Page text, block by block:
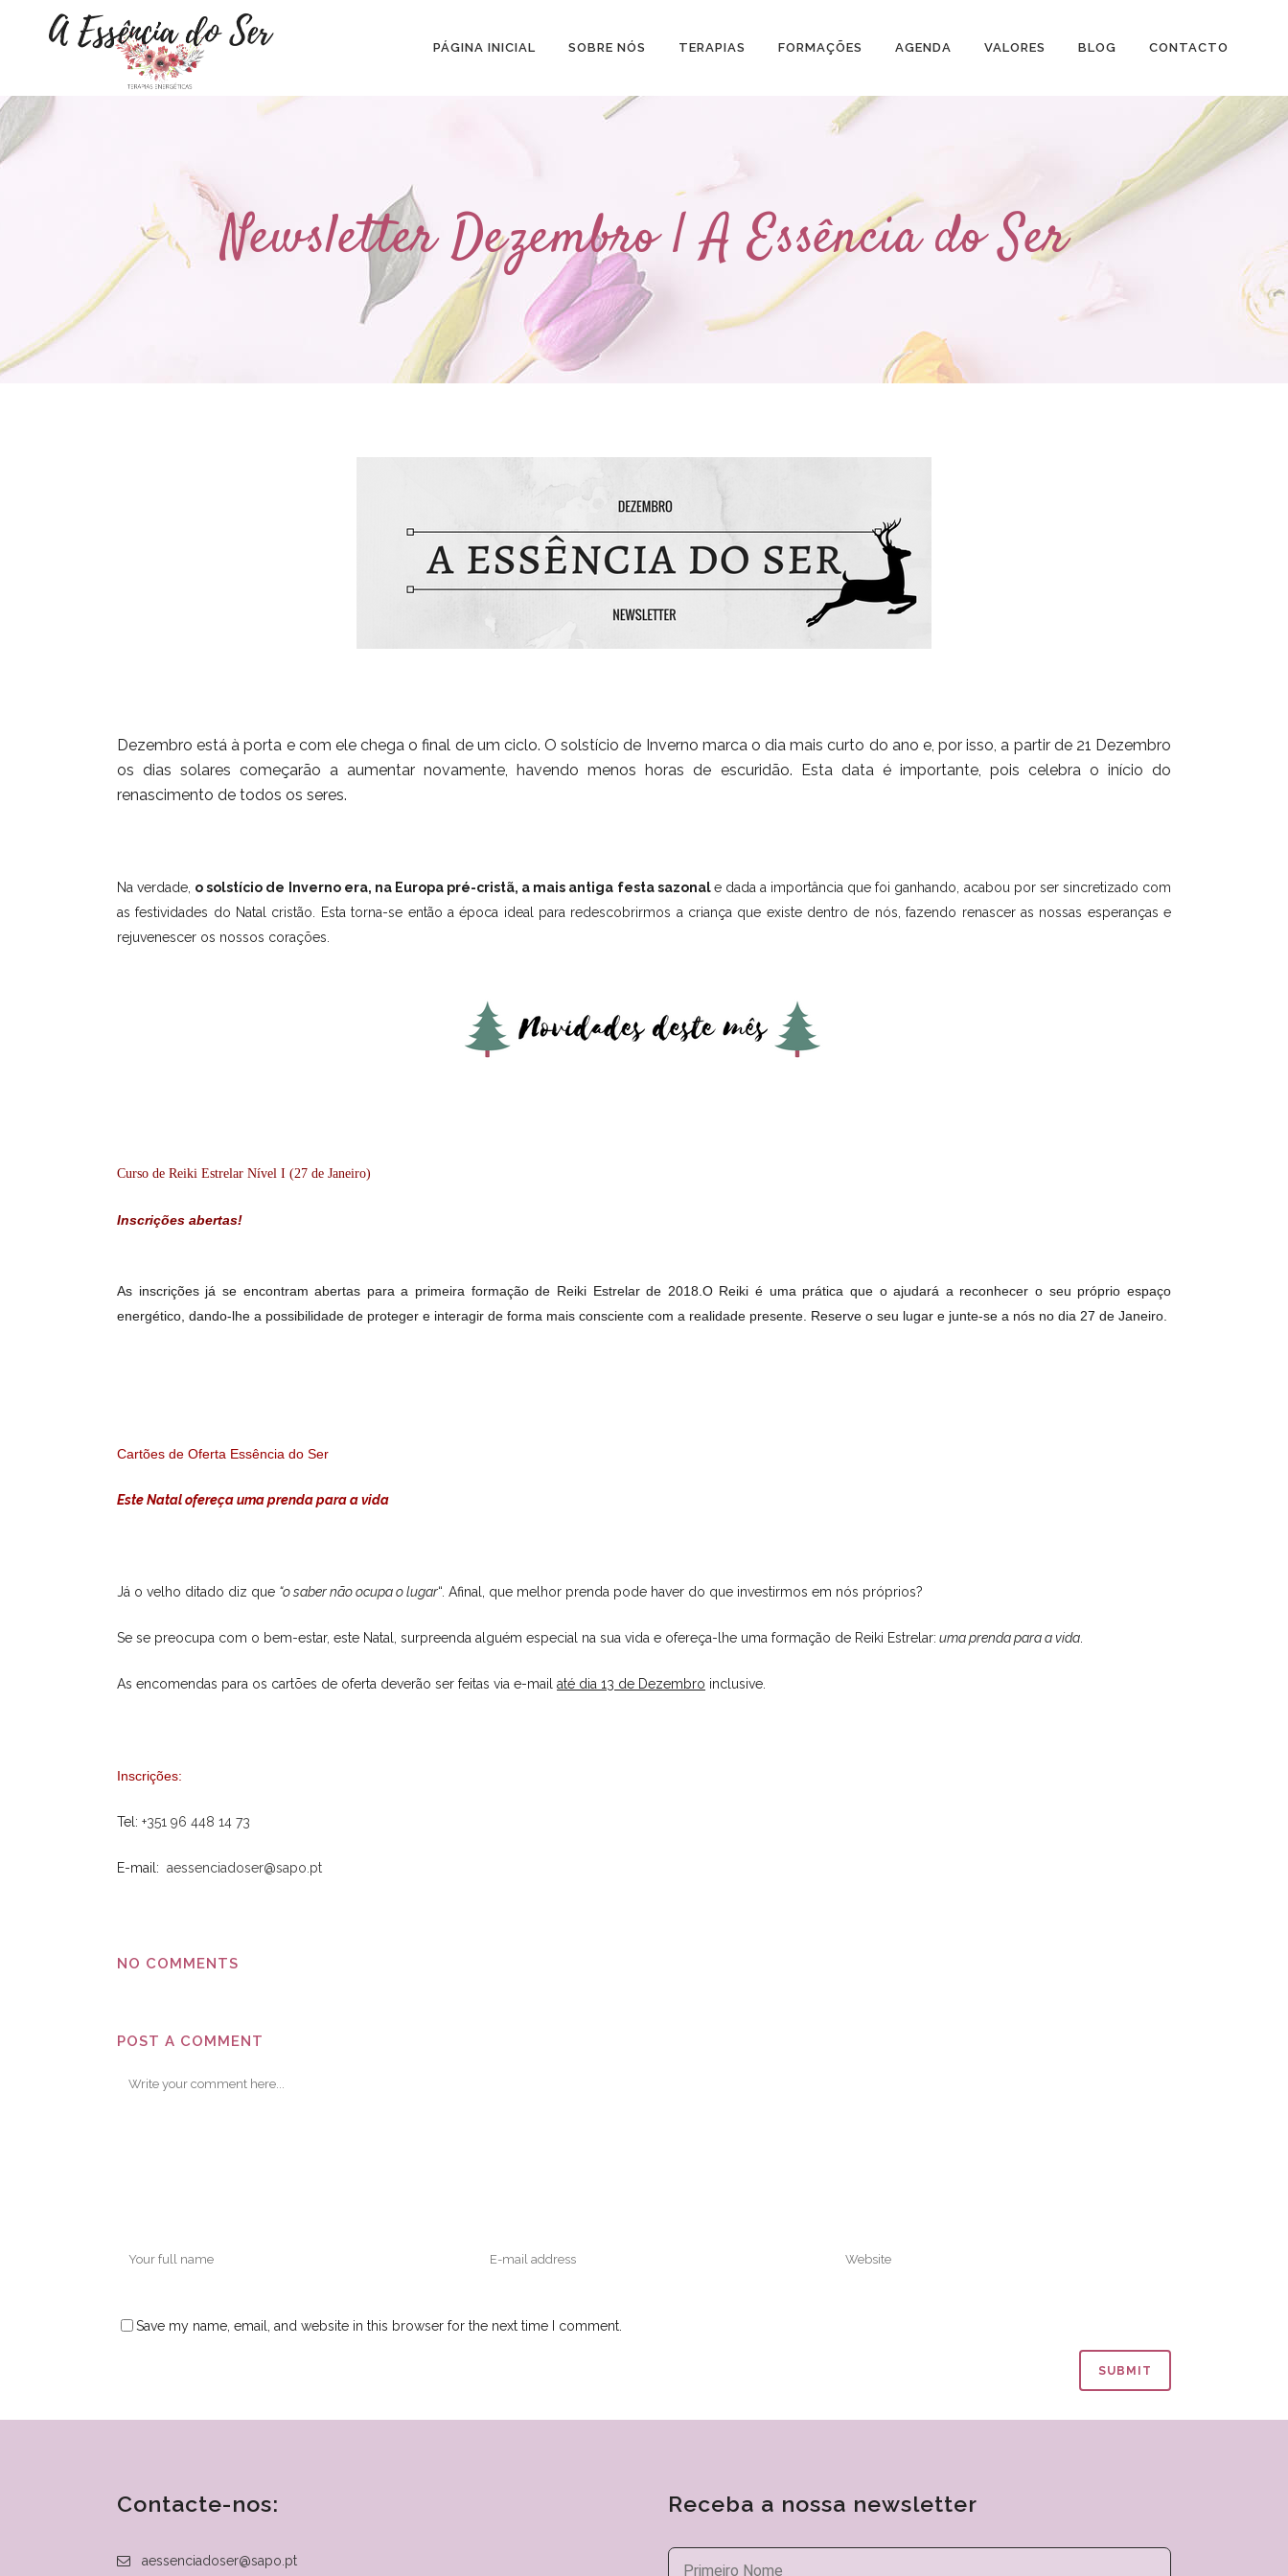
PÁGINA INICIAL SOBRE NÓS TERAPIAS FORMAÇÕES AGENDA VALORES BLOG CONTACTO
Newsletter Dezembro | A Essência do Ser
Dezembro está à porta e com ele chega o final de um ciclo. O solstício de Inverno marca o dia mais curto do ano e, por isso, a partir de 21 Dezembro
os dias solares começarão a aumentar novamente, havendo menos horas de escuridão. Esta data é importante, pois celebra o início do
renascimento de todos os seres.
Na verdade, osolstício de Inverno era, na Europa pré-cristã, a mais antiga festa sazonale dada a importância que foi ganhando, acabou por ser sincretizado com
as festividades do Natal cristão. Esta torna-se então a época ideal para redescobrirmos a criança que existe dentro de nós, fazendo renascer as nossas esperanças e
rejuvenescer os nossos corações.
Curso de Reiki Estrelar Nível I (27 de Janeiro)
Inscrições abertas!
As inscrições já se encontram abertas para a primeira formação de Reiki Estrelar de 2018. O Reiki é uma prática que o ajudará a reconhecer o seu próprio espaço
energético, dando-lhe a possibilidade de proteger e interagir de forma mais consciente com a realidade presente. Reserve o seu lugar e junte-se a nós no dia 27 de Janeiro.
Cartões de Oferta Essência do Ser
Este Natal ofereça uma prenda para a vida
Já o velho ditado diz que “o saber não ocupa o lugar“. Afinal, que melhor prenda pode haver do que investirmos em nós próprios?
Se se preocupa com o bem-estar, este Natal, surpreenda alguém especial na sua vida e ofereça-lhe uma formação de Reiki Estrelar: uma prenda para a vida
As encomendas para os cartões de oferta deverão ser feitas via e-mail até dia 13 de Dezembro inclusive.
Inscrições:
Tel: +351 96 448 14 73
E-mail: aessenciadoser@sapo.pt
NO COMMENTS
POST A COMMENT
Save my name, email, and website in this browser for the next time I comment.
Contacte-nos:
aessenciadoser@sapo.pt
Receba a nossa newsletter